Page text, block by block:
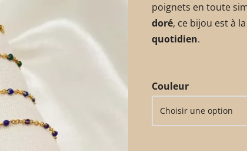
poignets en toute
doré, ce bijou est à
quotidien.
Couleur